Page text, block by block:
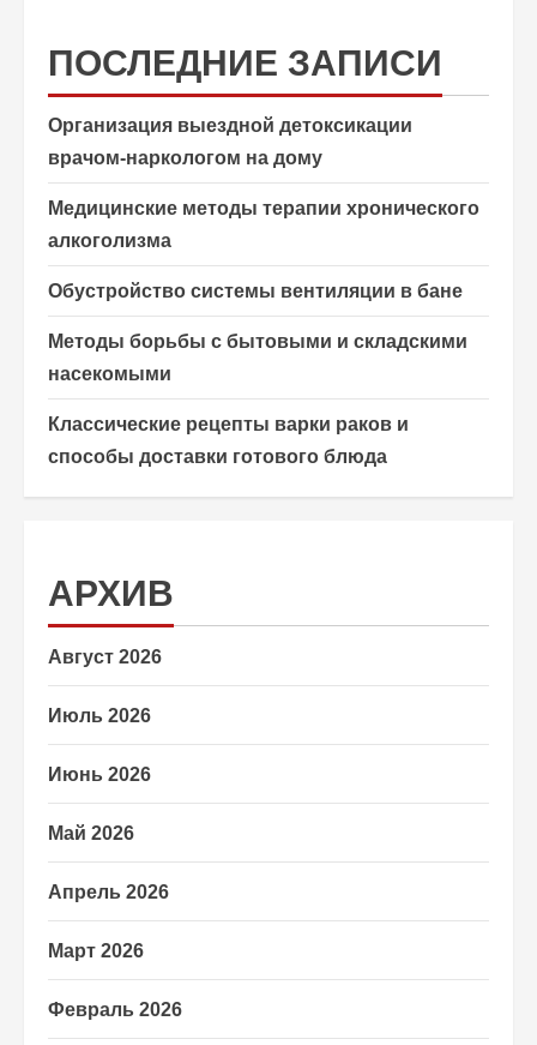
ПОСЛЕДНИЕ ЗАПИСИ
Организация выездной детоксикации
врачом-наркологом на дому
Медицинские методы терапии хронического
алкоголизма
Обустройство системы вентиляции в бане
Методы борьбы с бытовыми и складскими
насекомыми
Классические рецепты варки раков и
способы доставки готового блюда
АРХИВ
Август 2026
Июль 2026
Июнь 2026
Май 2026
Апрель 2026
Март 2026
Февраль 2026